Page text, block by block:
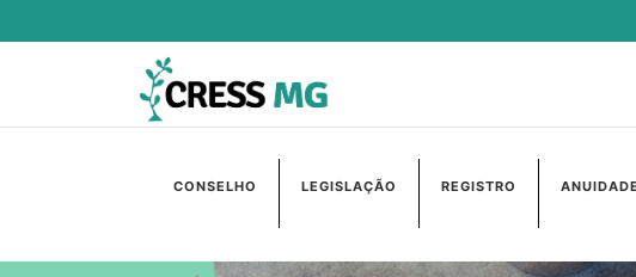
CONSELHO LEGISLAÇÃO REGISTRO ANUIDADE